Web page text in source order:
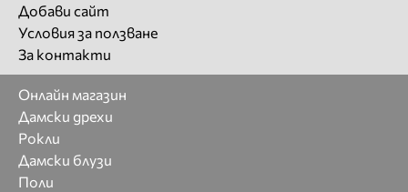
Добави сайт
Условия за ползване
За контакти
Онлайн магазин
Дамски дрехи
Рокли
Дамски блузи
Поли